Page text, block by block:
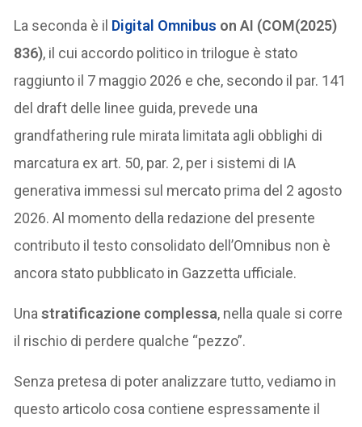
La seconda è il Digital Omnibus on AI (COM(2025)
836), il cui accordo politico in trilogue è stato
raggiunto il 7 maggio 2026 e che, secondo il par. 141
del draft delle linee guida, prevede una
grandfathering rule mirata limitata agli obblighi di
marcatura ex art. 50, par. 2, per i sistemi di IA
generativa immessi sul mercato prima del 2 agosto
2026. Al momento della redazione del presente
contributo il testo consolidato dell’Omnibus non è
ancora stato pubblicato in Gazzetta ufficiale.
Unastratificazione complessa, nella quale si corre
il rischio di perdere qualche “pezzo”.
Senza pretesa di poter analizzare tutto, vediamo in
questo articolo cosa contiene espressamente il